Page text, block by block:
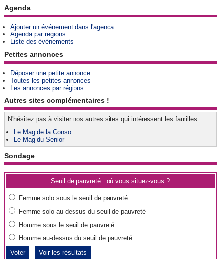
Agenda
Ajouter un événement dans l'agenda
Agenda par régions
Liste des événements
Petites annonces
Déposer une petite annonce
Toutes les petites annonces
Les annonces par régions
Autres sites complémentaires !
N'hésitez pas à visiter nos autres sites qui intéressent les familles :
Le Mag de la Conso
Le Mag du Senior
Sondage
Seuil de pauvreté : où vous situez-vous ?
Femme solo sous le seuil de pauvreté
Femme solo au-dessus du seuil de pauvreté
Homme sous le seuil de pauvreté
Homme au-dessus du seuil de pauvreté
Voir les résultats